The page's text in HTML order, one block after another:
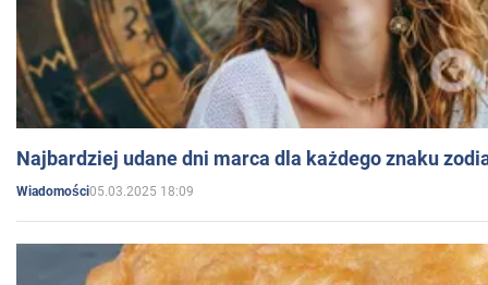
Najbardziej udane dni marca dla każdego znaku
Wiadomości05.03.2025 18:09